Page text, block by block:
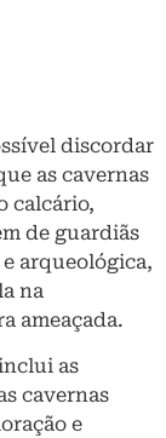
discordar
as cavernas
calcário,
de guardiãs
arqueológica,
na
ameaçada.
as
cavernas
e